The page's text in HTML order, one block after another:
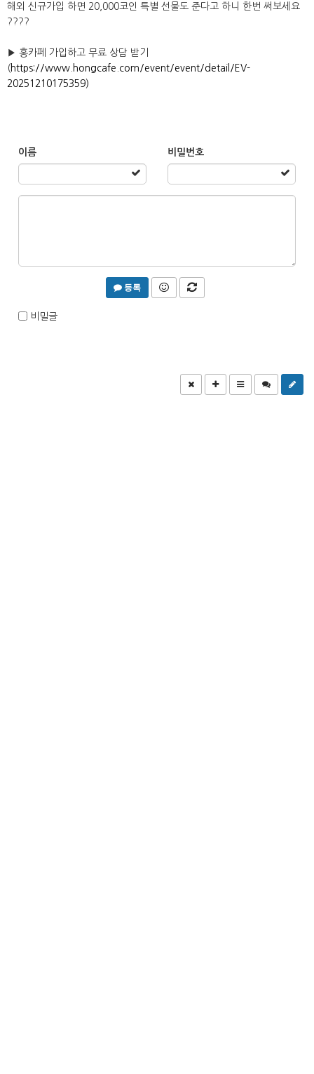
해외 신규가입 하면 20,000코인 특별 선물도 준다고 하니 한번 써보세요
????
▶ 홍카페 가입하고 무료 상담 받기
(https://www.hongcafe.com/event/event/detail/EV-
20251210175359)
이름 비밀번호
등록
비밀글